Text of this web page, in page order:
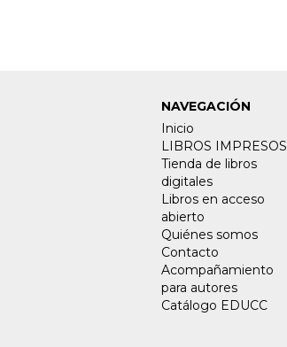
NAVEGACIÓN
Inicio
LIBROS IMPRESOS
Tienda de libros
digitales
Libros en acceso
abierto
Quiénes somos
Contacto
Acompañamiento
para autores
Catálogo EDUCC